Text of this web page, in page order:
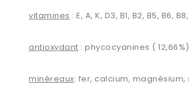
vitamines : E, A, K, D3, B1, B2, B5, B6,
antioxydant : phycocyanines (
minéreaux: fer, calcium,